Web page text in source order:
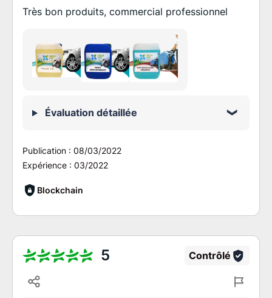
Très bon produits, commercial professionnel
Évaluation détaillée
Publication : 08/03/2022
Expérience : 03/2022
Blockchain
5 Contrôlé